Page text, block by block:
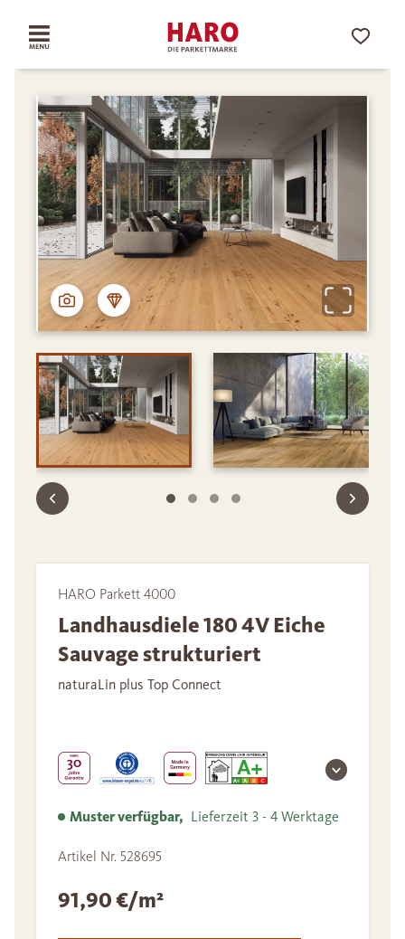
HARO Parkett 4000
Landhausdiele 180 4V Eiche
Sauvage strukturiert
naturaLin plus Top Connect
Muster verfügbar, Lieferzeit 3 - 4 Werktage
Artikel Nr. 528695
91,90 €/m²